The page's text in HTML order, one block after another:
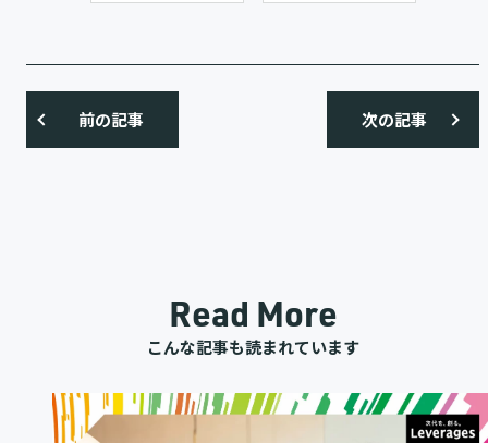
前の記事 次の記事
Read More
こんな記事も読まれています